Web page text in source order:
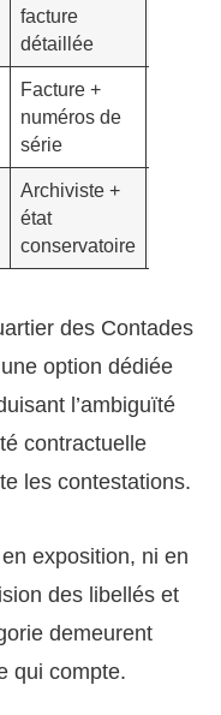
facture
détaillée
Facture +
numéros de
série
Archiviste +
état
conservatoire
des Contades
option dédiée
l’ambiguïté
contractuelle
les contestations.
exposition, ni en
des libellés et
demeurent
qui compte.